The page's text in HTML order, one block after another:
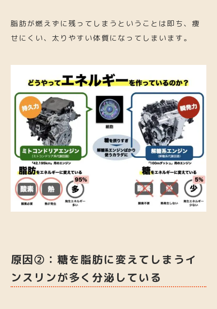
脂肪が燃えずに残ってしまうということは即ち、痩
せにくい、太りやすい体質になってしまいます。
原因②：糖を脂肪に変えてしまうイ
ンスリンが多く分泌している